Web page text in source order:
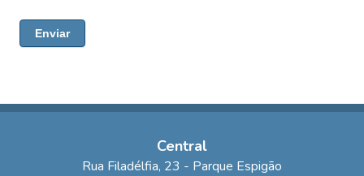
Enviar
Central
Rua Filadélfia, 23 - Parque Espigão